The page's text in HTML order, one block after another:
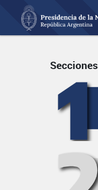
Secciones